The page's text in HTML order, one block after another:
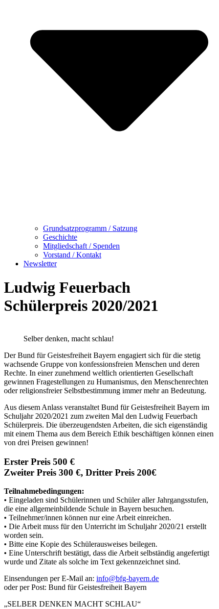
Grundsatzprogramm / Satzung
Geschichte
Mitgliedschaft / Spenden
Vorstand / Kontakt
Newsletter
Ludwig Feuerbach
Schülerpreis 2020/2021
Selber denken, macht schlau!
Der Bund für Geistesfreiheit Bayern engagiert sich für die stetig
wachsende Gruppe von konfessionsfreien Menschen und deren
Rechte. In einer zunehmend weltlich orientierten Gesellschaft
gewinnen Fragestellungen zu Humanismus, den Menschenrechten
oder religionsfreier Selbstbestimmung immer mehr an Bedeutung.
Aus diesem Anlass veranstaltet Bund für Geistesfreiheit Bayern im
Schuljahr 2020/2021 zum zweiten Mal den Ludwig Feuerbach
Schülerpreis. Die überzeugendsten Arbeiten, die sich eigenständig
mit einem Thema aus dem Bereich Ethik beschäftigen können einen
von drei Preisen gewinnen!
Erster Preis 500 €
Zweiter Preis 300 €, Dritter Preis 200€
Teilnahmebedingungen:
• Eingeladen sind Schülerinnen und Schüler aller Jahrgangsstufen,
die eine allgemeinbildende Schule in Bayern besuchen.
• Teilnehmer/innen können nur eine Arbeit einreichen.
• Die Arbeit muss für den Unterricht im Schuljahr 2020/21 erstellt
worden sein.
• Bitte eine Kopie des Schülerausweises beilegen.
• Eine Unterschrift bestätigt, dass die Arbeit selbständig angefertigt
wurde und Zitate als solche im Text gekennzeichnet sind.
Einsendungen per E-Mail an: info@bfg-bayern.de
oder per Post: Bund für Geistesfreiheit Bayern
„SELBER DENKEN MACHT SCHLAU“